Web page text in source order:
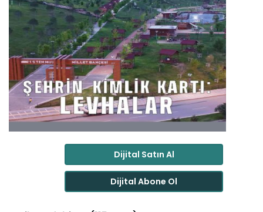
Dijital Satın Al
Dijital Abone Ol